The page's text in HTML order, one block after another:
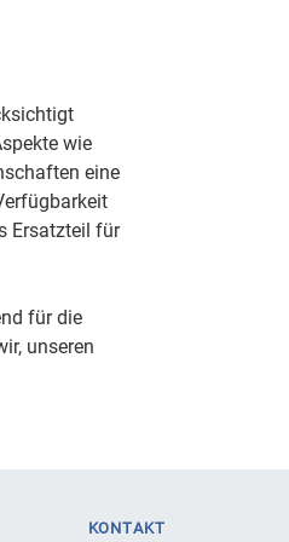
wie
eine
Ersatzteil für
für die
unseren
KONTAKT